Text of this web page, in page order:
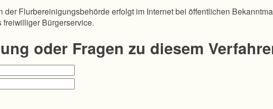
Flurbereinigungsbehörde erfolgt im Internet bei öffentlichen
freiwilliger Bürgerservice.
oder Fragen zu diesem